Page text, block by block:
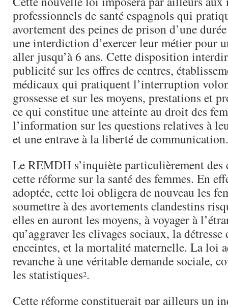
professionnels de santé espagnols qui
avortement des peines de prison d’une
une interdiction d’exercer leur métier pour
aller jusqu’à 6 ans. Cette disposition
publicité sur les offres de centres,
médicaux qui pratiquent l’interruption
grossesse et sur les moyens, prestations et
ce qui constitue une atteinte au droit des
l’information sur les questions relatives à
et une entrave à la liberté de communication.
Le REMDH s’inquiète particulièrement des
cette réforme sur la santé des femmes. En
adoptée, cette loi obligera de nouveau les
soumettre à des avortements clandestins
elles en auront les moyens, à voyager à
qu’aggraver les clivages sociaux, la détresse
enceintes, et la mortalité maternelle. La loi
revanche à une véritable demande sociale,
les statistiques2.
Cette réforme constituerait par ailleurs un